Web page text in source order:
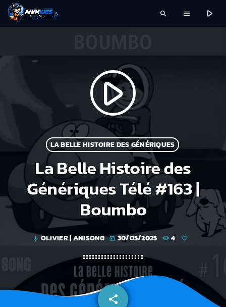
search menu play_arrow
play_arrow
LA BELLE HISTOIRE DES GÉNÉRIQUES
La Belle Histoire des
Génériques Télé #163 |
Boumbo
mic OLIVIER | ANISONG today 30/05/2025 4
share
email